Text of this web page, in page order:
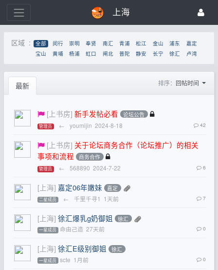
上海
区域 : 全部 闵行 崇明 奉贤 南汇 青浦 松江 金山 浦东
嘉定
宝山
黄埔 杨浦 虹口 闸北 普陀 静安 长宁 徐汇 卢湾
最新 排序： 回帖时间
[上书房] 新手发帖必看 论坛公告
管理员 ← youmijin 2024-8-18 42
[上书房] 关于论坛商务合作（论坛推广）的相关
事项和流程
商务合作
管理员 ← 568890 2024-7-22 6
[上海] 嘉定06年嫩妹 嘉定
二星成员 ← 千里千寻1 1天前 7
[上海] 徐汇爆乳g奶御姐 徐汇
一星成员 命由己造 27天前 0
[上海] 徐汇E级别御姐 徐汇
一星成员 scte 1月前 0